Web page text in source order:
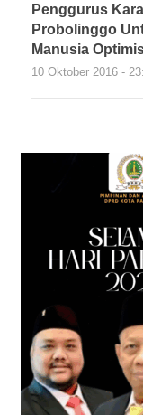
Penggurus
Probolinggo
Manusia
10 Oktober 2016 -